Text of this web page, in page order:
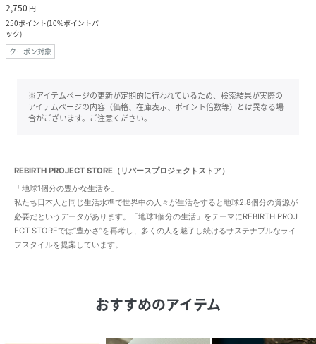
2,750 円
250ポイント(10%ポイントバ
ック)
クーポン対象
※アイテムページの更新が定期的に行われているため、検索結果が実際の
アイテムページの内容（価格、在庫表示、ポイント倍数等）とは異なる場
合がございます。ご注意ください。
REBIRTH PROJECT STORE（リバースプロジェクトストア）
「地球1個分の豊かな生活を」
私たち日本人と同じ生活水準で世界中の人々が生活をすると地球2.8個分の資源が
必要だというデータがあります。「地球1個分の生活」をテーマにREBIRTH PROJ
ECT STOREでは”豊かさ”を再考し、多くの人を魅了し続けるサステナブルなライ
フスタイルを提案しています。
おすすめのアイテム